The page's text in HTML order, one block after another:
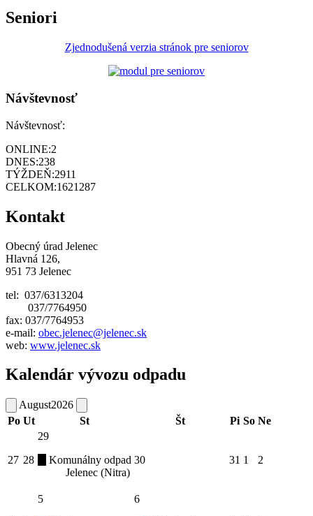
Seniori
Zjednodušená verzia stránok pre seniorov
Návštevnosť
Návštevnosť:
ONLINE:2
DNES:238
TÝŽDEŇ:2911
CELKOM:1621287
Kontakt
Obecný úrad Jelenec
Hlavná 126,
951 73 Jelenec
tel: 037/6313204
037/7764950
fax: 037/7764953
e-mail: obec.jelenec@jelenec.sk
web: www.jelenec.sk
Kalendár vývozu odpadu
August2026
Po Ut St Št Pi So Ne
27 28
29
Komunálny odpad
Jelenec (Nitra)
30 31 1 2
5
6